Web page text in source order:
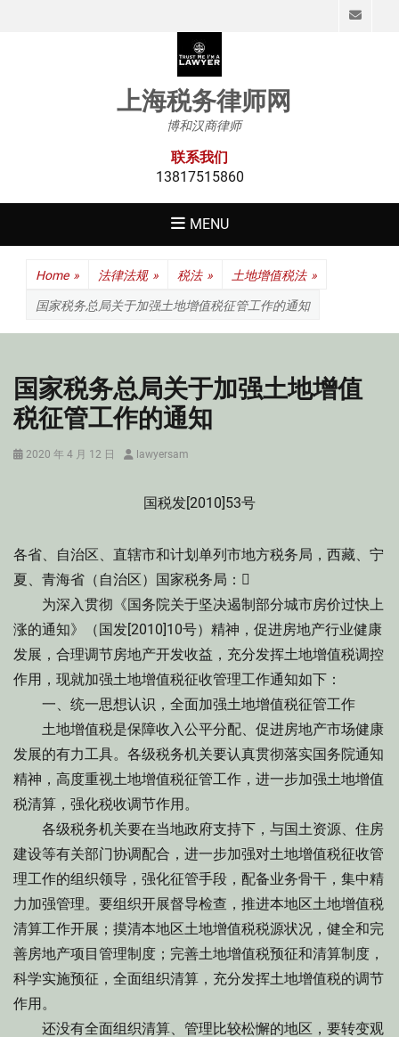
上海税务律师网
博和汉商律师
联系我们
13817515860
MENU
Home » 法律法规 » 税法 » 土地增值税法 »
国家税务总局关于加强土地增值税征管工作的通知
国家税务总局关于加强土地增值
税征管工作的通知
Posted
2020 年 4 月 12 日 Authorlawyersam
国税发[2010]53号
各省、自治区、直辖市和计划单列市地方税务局，西藏、宁
夏、青海省（自治区）国家税务局：
为深入贯彻《国务院关于坚决遏制部分城市房价过快上
涨的通知》（国发[2010]10号）精神，促进房地产行业健康
发展，合理调节房地产开发收益，充分发挥土地增值税调控
作用，现就加强土地增值税征收管理工作通知如下：
一、统一思想认识，全面加强土地增值税征管工作
土地增值税是保障收入公平分配、促进房地产市场健康
发展的有力工具。各级税务机关要认真贯彻落实国务院通知
精神，高度重视土地增值税征管工作，进一步加强土地增值
税清算，强化税收调节作用。
各级税务机关要在当地政府支持下，与国土资源、住房
建设等有关部门协调配合，进一步加强对土地增值税征收管
理工作的组织领导，强化征管手段，配备业务骨干，集中精
力加强管理。要组织开展督导检查，推进本地区土地增值税
清算工作开展；摸清本地区土地增值税税源状况，健全和完
善房地产项目管理制度；完善土地增值税预征和清算制度，
科学实施预征，全面组织清算，充分发挥土地增值税的调节
作用。
还没有全面组织清算、管理比较松懈的地区，要转变观